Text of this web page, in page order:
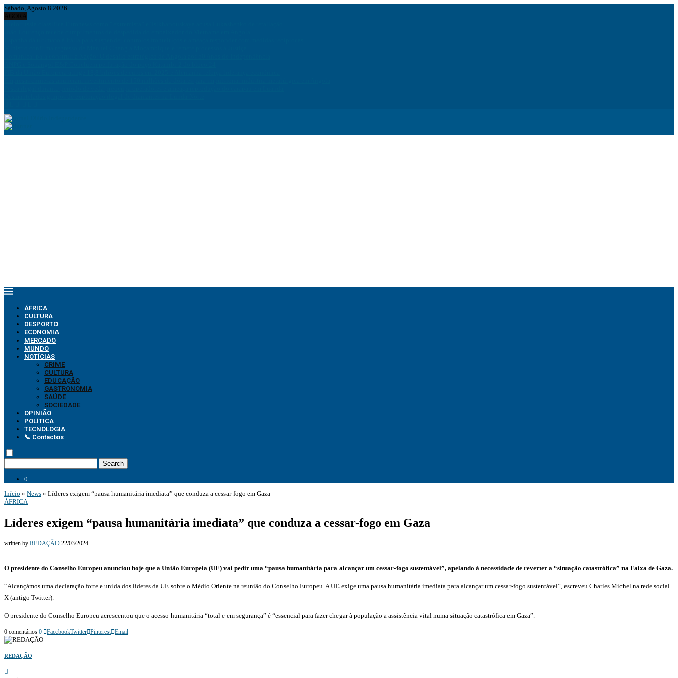
Sábado, Agosto 8 2026
ÁFRICA
CULTURA
DESPORTO
ECONOMIA
MERCADO
MUNDO
NOTÍCIAS
CRIME
CULTURA
EDUCAÇÃO
GASTRONOMIA
SAÚDE
SOCIEDADE
OPINIÃO
POLÍTICA
TECNOLOGIA
📞 Contactos
Search
0
Início » News » Líderes exigem “pausa humanitária imediata” que conduza a cessar-fogo em Gaza
ÁFRICA
Líderes exigem “pausa humanitária imediata” que conduza a cessar-fogo em Gaza
written by REDAÇÃO 22/03/2024
O presidente do Conselho Europeu anunciou hoje que a União Europeia (UE) vai pedir uma “pausa humanitária para alcançar um cessar-fogo sustentável”, apelando à necessidade de reverter a “situação catastrófica” na Faixa de Gaza.
“Alcançámos uma declaração forte e unida dos líderes da UE sobre o Médio Oriente na reunião do Conselho Europeu. A UE exige uma pausa humanitária imediata para alcançar um cessar-fogo sustentável”, escreveu Charles Michel na rede social
X (antigo Twitter).
O presidente do Conselho Europeu acrescentou que o acesso humanitária “total e em segurança” é “essencial para fazer chegar à população a assistência vital numa situação catastrófica em Gaza”.
0 comentários 0 FacebookTwitter Pinterest Email
REDAÇÃO